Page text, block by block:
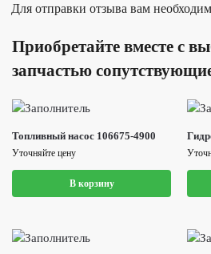
Для отправки отзыва вам
Приобретайте вместе с
запчастью
Топливный насос 106675-4900
Уточняйте цену
В корзину